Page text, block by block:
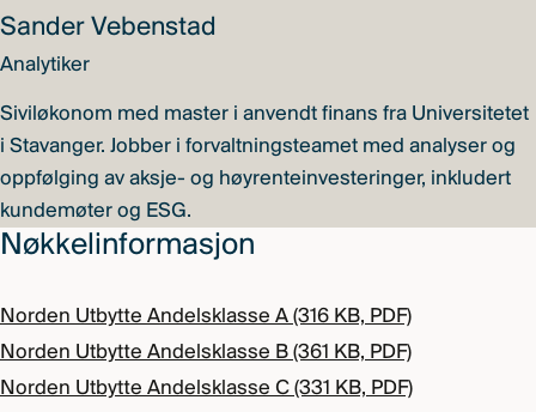
Sander Vebenstad
Analytiker
Siviløkonom med master i anvendt finans fra Universitetet
i Stavanger. Jobber i forvaltningsteamet med analyser og
oppfølging av aksje- og høyrenteinvesteringer, inkludert
kundemøter og ESG.
Nøkkelinformasjon
Norden Utbytte Andelsklasse A (316 KB, PDF)
Norden Utbytte Andelsklasse B (361 KB, PDF)
Norden Utbytte Andelsklasse C (331 KB, PDF)